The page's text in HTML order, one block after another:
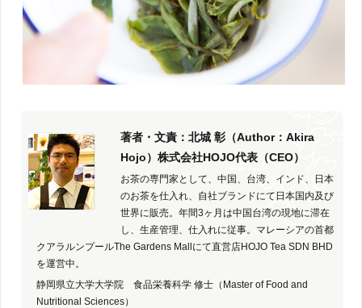
著者・文責：北城 彰（Author：Akira
Hojo）株式会社HOJO代表（CEO）
お茶の専門家として、中国、台湾、インド、日本
のお茶を仕入れ、自社ブランドにて日本国内及び
世界に販売。年間3ヶ月は中国台湾の現地に滞在
し、生産管理、仕入れに従事。マレーシアの首都
クアラルンプールThe Gardens Mallにて直営店HOJO Tea SDN BHD
を運営中。
静岡県立大学大学院 食品栄養科学 修士（Master of Food and
Nutritional Sciences）